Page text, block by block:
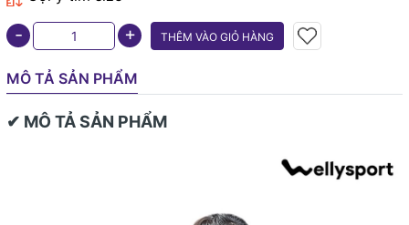
- + THÊM VÀO GIỎ HÀNG
MÔ TẢ SẢN PHẨM
✔ MÔ TẢ SẢN PHẨM